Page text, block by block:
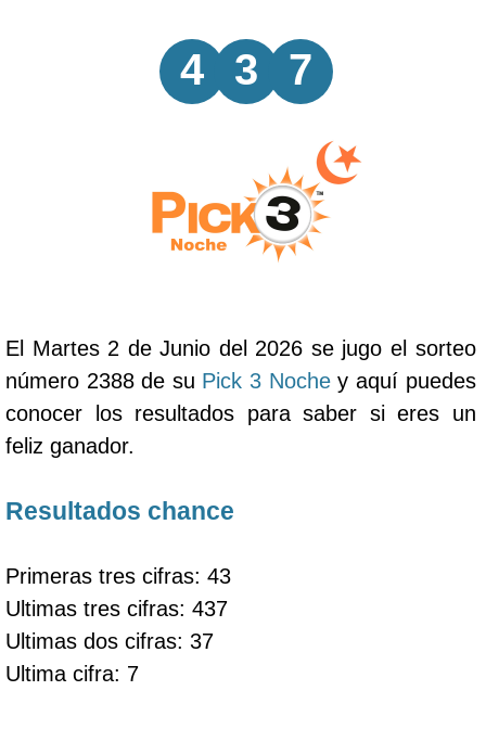
4 3 7
El Martes 2 de Junio del 2026 se jugo el sorteo
número 2388 de su Pick 3 Nochey aquí puedes
conocer los resultados para saber si eres un
feliz ganador.
Resultados chance
Primeras tres cifras: 43
Ultimas tres cifras: 437
Ultimas dos cifras: 37
Ultima cifra: 7